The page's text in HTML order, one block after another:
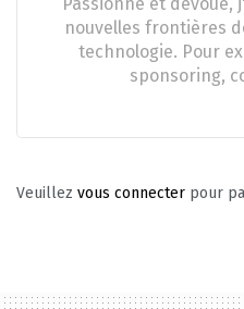
nouvelles frontières
technologie. Pour
sponsoring,
Veuillez vous connecter pour